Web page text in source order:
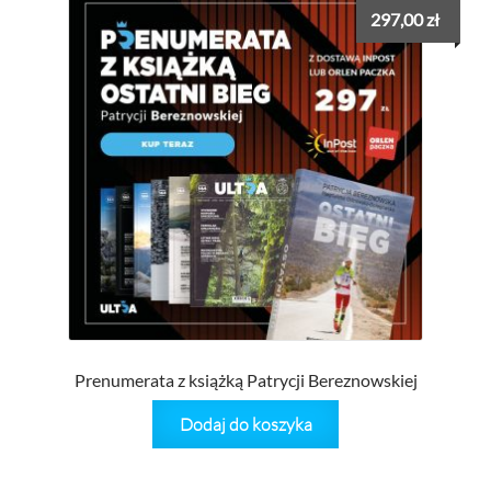
Prenumerata z książką Patrycji Bereznowskiej
297,00zł
Dodaj do koszyka